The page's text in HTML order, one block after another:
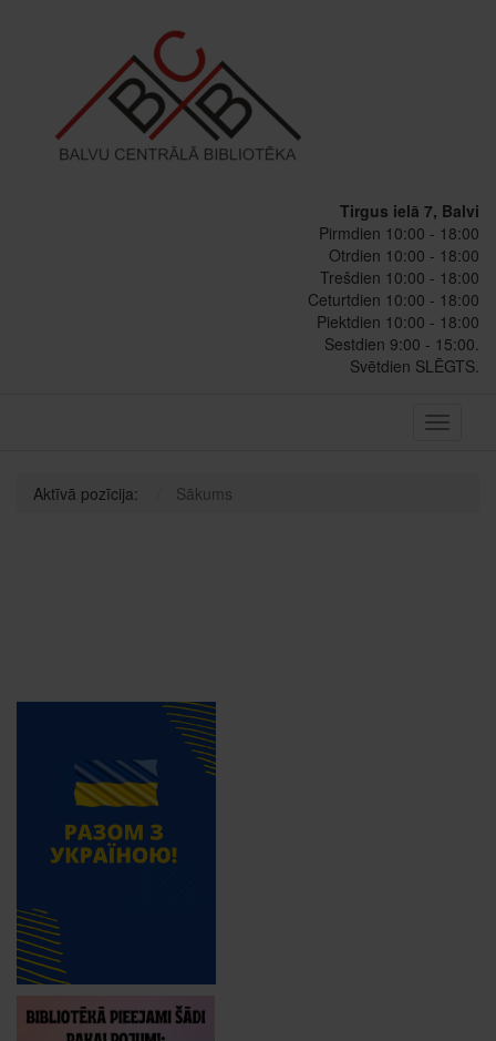
Tirgus ielā 7, Balvi
Pirmdien 10:00 - 18:00
Otrdien 10:00 - 18:00
Trešdien 10:00 - 18:00
Ceturtdien 10:00 - 18:00
Piektdien 10:00 - 18:00
Sestdien 9:00 - 15:00.
Svētdien SLĒGTS.
Toggle
Aktīvā pozīcija: Sākums